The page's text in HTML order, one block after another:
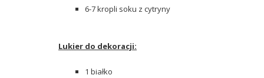
6-7 kropli soku z cytryny
Lukier do dekoracji:
1 białko